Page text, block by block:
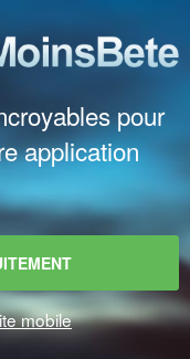
pour
application
mobile